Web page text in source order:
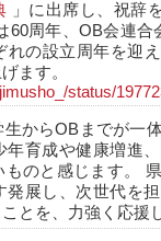
」に出席し、祝辞
60周年、OB会連合
れの設立周年を迎
ます。
status/
からOBまでが一
年育成や健康増進
ものと感じます。
発展し、次世代を
とを、力強く応援